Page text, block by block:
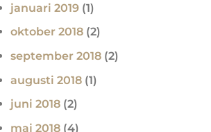
januari 2019 (1)
oktober 2018 (2)
september 2018 (2)
augusti 2018 (1)
juni 2018 (2)
maj 2018 (4)